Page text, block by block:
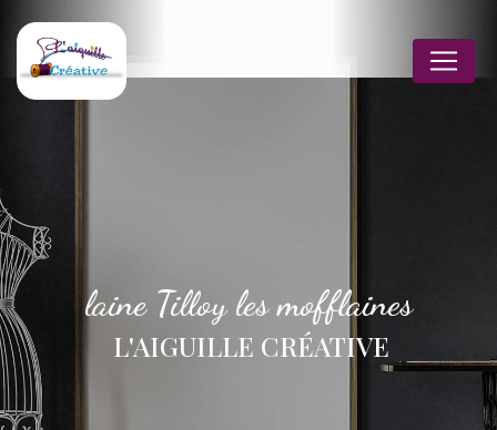
laine Tilloy les mofflaines
L'AIGUILLE CRÉATIVE